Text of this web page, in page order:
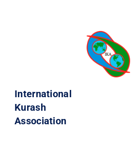
International
Kurash
Association